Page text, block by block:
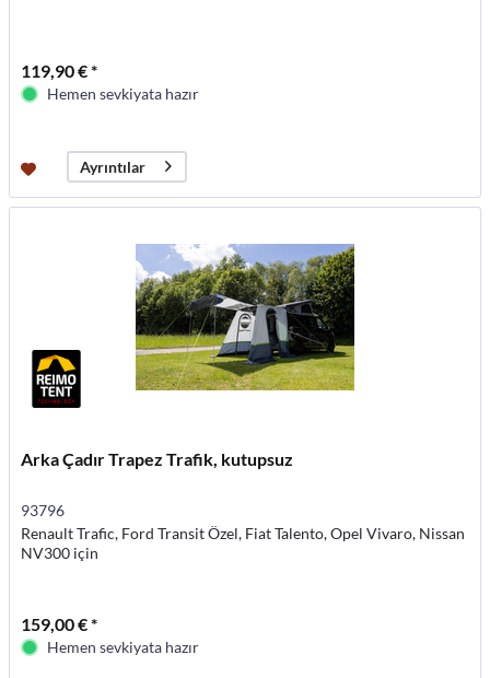
119,90 € *
Hemen sevkiyata hazır
Ayrıntılar
Arka Çadır Trapez Trafik, kutupsuz
93796
Renault Trafic, Ford Transit Özel, Fiat Talento, Opel Vivaro, Nissan
NV300 için
159,00 € *
Hemen sevkiyata hazır